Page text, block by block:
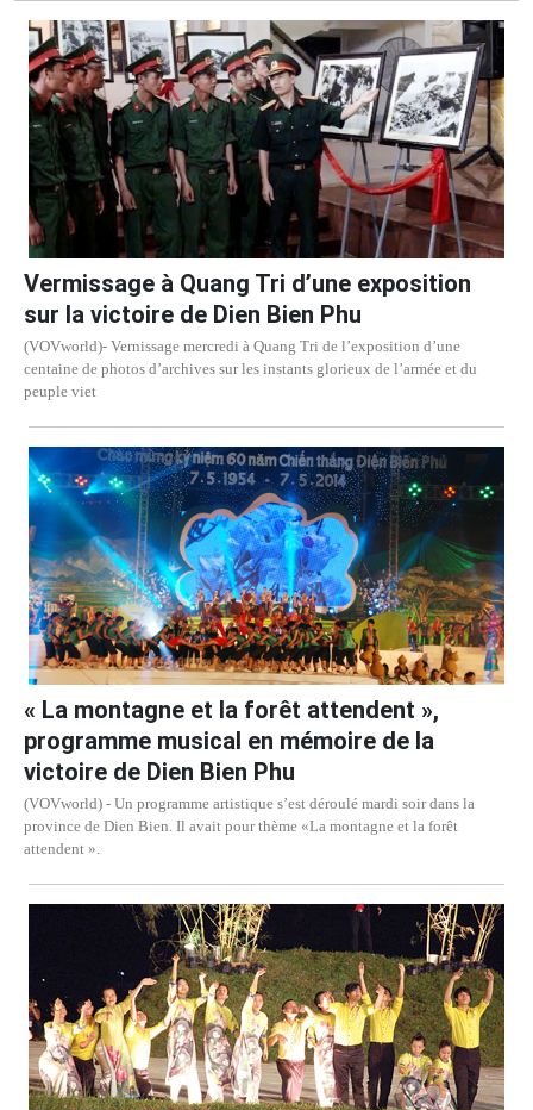
Vermissage à Quang Tri d’une exposition
sur la victoire de Dien Bien Phu
(VOVworld)- Vernissage mercredi à Quang Tri de l’exposition d’une
centaine de photos d’archives sur les instants glorieux de l’armée et du
peuple viet
« La montagne et la forêt attendent »,
programme musical en mémoire de la
victoire de Dien Bien Phu
(VOVworld) - Un programme artistique s’est déroulé mardi soir dans la
province de Dien Bien. Il avait pour thème «La montagne et la forêt
attendent ».